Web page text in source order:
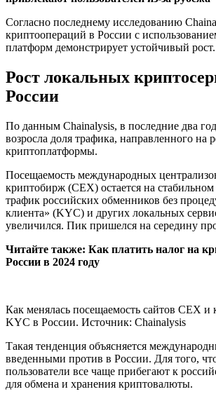
Согласно последнему исследованию
криптоопераций в России с
платформ демонстрирует устойчивый рост.
Рост локальных
России
По данным Chainalysis, в последние два
возросла доля трафика, направленного на
криптоплатформы.
Посещаемость международных
криптобирж (CEX) остается на
трафик российских обменников без
клиента» (KYC) и других локальных
увеличился. Пик пришелся на середину
Читайте также: Как платить налог на
России в 2024 году
Как менялась посещаемость сайтов CEX и
KYC в России. Источник: Chainalysis
Такая тенденция объясняется
введенными против в России. Для того,
пользователи все чаще прибегают к
для обмена и хранения криптовалюты.